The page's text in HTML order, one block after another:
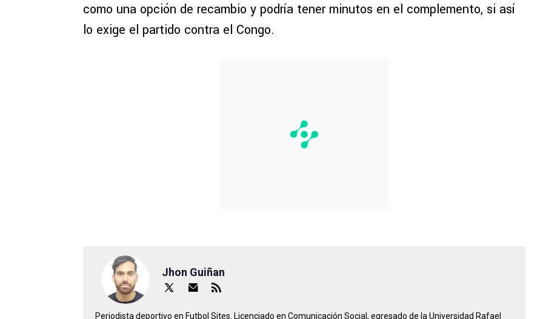
como una opción de recambio y podría tener minutos en el complemento, si así
lo exige el partido contra el Congo.
Jhon Guiñan
Periodista deportivo en Futbol Sites. Licenciado en Comunicación Social, egresado de la Universidad Rafael